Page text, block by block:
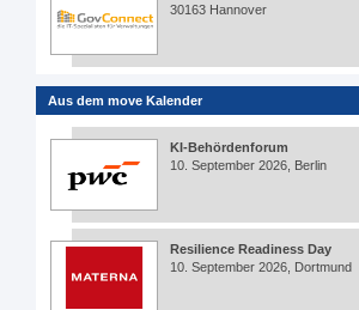
30163 Hannover
Aus dem move Kalender
KI-Behördenforum
10. September 2026, Berlin
Resilience Readiness Day
10. September 2026, Dortmund